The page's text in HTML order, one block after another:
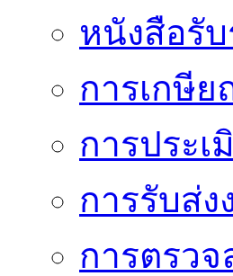
หนังสือรับ
การเกษี
การประเ
การรับส่ง
การตรว